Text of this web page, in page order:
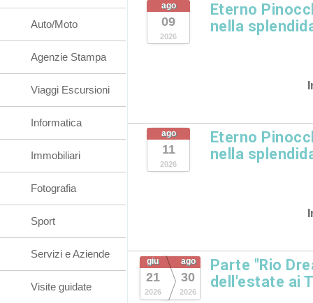
ago
09
2026
Eterno
nella
ago
11
2026
Eterno
nella
giu
21
2026
ago
30
2026
Parte "Rio
dell'estate ai
Auto/Moto
Agenzie Stampa
Viaggi Escursioni
Informatica
Immobiliari
Fotografia
Sport
Servizi e Aziende
Visite guidate